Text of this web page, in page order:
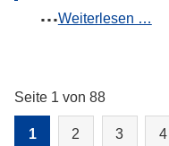
Weiterlesen …
Seite 1 von 88
1 2 3 4